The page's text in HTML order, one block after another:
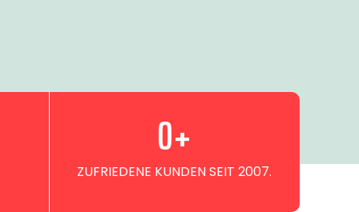
ZUFRIEDENE KUNDEN SEIT 2007.
0+